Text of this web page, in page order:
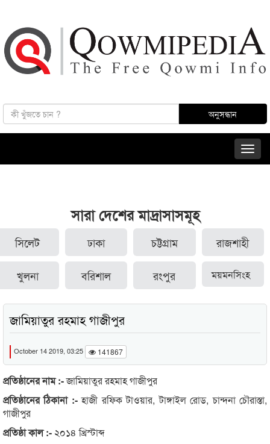
সারা দেশের মাদ্রাসাসমূহ
সিলেট ঢাকা চট্টগ্রাম রাজশাহী
খুলনা বরিশাল রংপুর ময়মনসিংহ
জামিয়াতুর রহমাহ গাজীপুর
October 14 2019, 03:25 141867
প্রতিষ্ঠানের নাম :-জামিয়াতুর রহমাহ গাজীপুর
প্রতিষ্ঠানের ঠিকানা :-হাজী রফিক টাওয়ার, টাঙ্গাইল রোড, চান্দনা চৌরাস্তা,
গাজীপুর
প্রতিষ্ঠা কাল :- ২০১৪ খ্রিস্টাব্দ